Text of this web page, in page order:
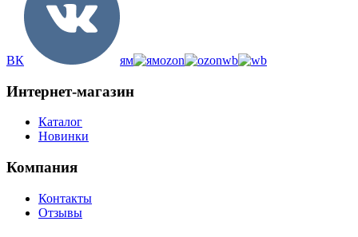
ВК ям ozon wb
Интернет-магазин
Каталог
Новинки
Компания
Контакты
Отзывы